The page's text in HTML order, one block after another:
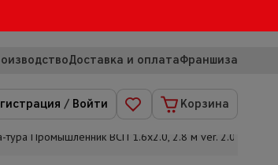
Доставка и оплатаФраншиза
/ Войти Корзина
тура Промышленник ВСП 1.6х2.0, 2.8 м ver. 2.0